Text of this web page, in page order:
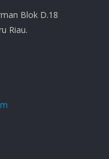
Blok D.18
Riau.